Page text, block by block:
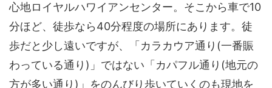
心地ロイヤルハワイアンセンター。そこから車で10
分ほど、徒歩なら40分程度の場所にあります。徒
歩だと少し遠いですが、「カラカウア通り(一番賑
わっている通り)」ではない「カパフル通り(地元の
方が多い通り)」をのんびり歩いていくのも現地を